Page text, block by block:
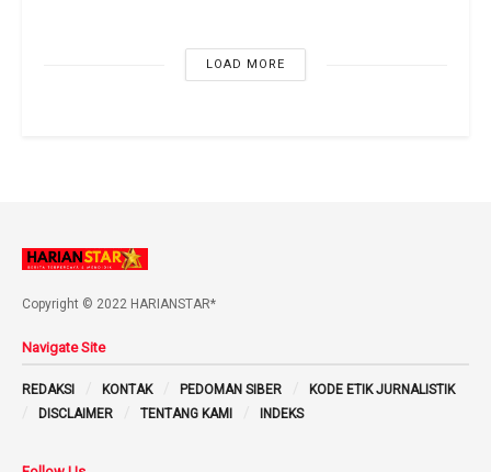
LOAD MORE
Copyright © 2022 HARIANSTAR*
Navigate Site
REDAKSI KONTAK PEDOMAN SIBER
KODE ETIK JURNALISTIK
DISCLAIMER
TENTANG KAMI INDEKS